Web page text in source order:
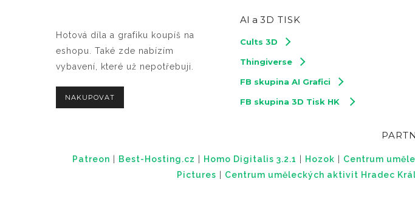
Hotová díla a grafiku koupíš na
eshopu. Také zde nabízím
vybavení, které už nepotřebuji.
NAKUPOVAT
AI a 3D TISK
Cults 3D
Thingiverse
FB skupina AI Grafici
FB skupina 3D Tisk HK
Patreon Best-Hosting.cz Homo Digitalis 3.2.1 Hozok Centrum
Pictures
Centrum uměleckých aktivit Hradec